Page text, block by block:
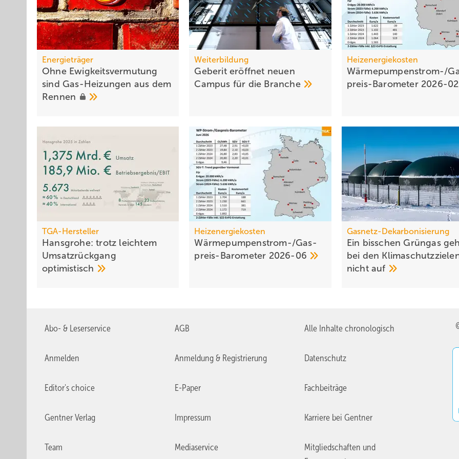
Energieträger
Ohne Ewigkeitsvermutung
sind Gas-Heizungen aus dem
Rennen
Weiterbildung
Geberit eröffnet neuen
Campus für die Branche
Heizenergiekosten
Wärmepumpen­strom-/
preis-Baro­meter 2026-
TGA-Hersteller
Hansgrohe: trotz leichtem
Um­satz­rück­gang
opti­mis­tisch
Heizenergiekosten
Wärmepumpen­strom-/Gas­
preis-Baro­meter 2026-06
Gasnetz-Dekarbonisierung
Ein bisschen Grüngas
bei den
nichtauf
Abo- & Leserservice AGB Alle Inhalte chronologisch
Anmelden Anmeldung & Registrierung Datenschutz
Editor's choice E-Paper Fachbeiträge
Gentner Verlag Impressum Karriere bei Gentner
Team Mediaservice
Mitgliedschaften und